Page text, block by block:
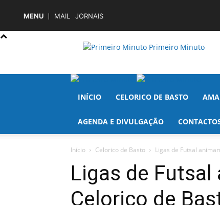
MENU MAIL JORNAIS
Primeiro Minuto
INÍCIO CELORICO DE BASTO
AGENDA E DIVULGAÇÃO
Início Celorico de Basto Ligas de Futsal
Ligas de
Celorico de